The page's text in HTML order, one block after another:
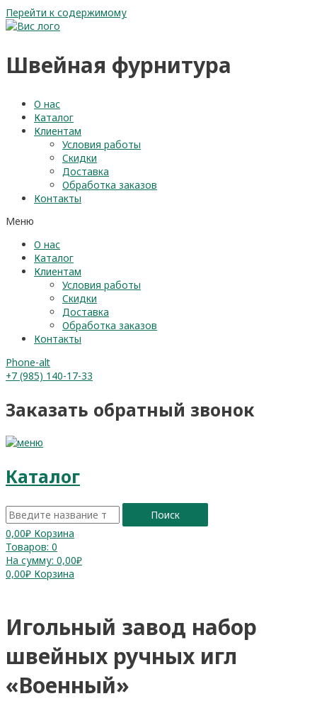
Перейти к содержимому
Швейная фурнитура
О нас
Каталог
Клиентам
Условия работы
Скидки
Доставка
Обработка заказов
Контакты
Меню
О нас
Каталог
Клиентам
Условия работы
Скидки
Доставка
Обработка заказов
Контакты
Phone-alt
+7 (985) 140-17-33
Заказать обратный звонок
Каталог
Поиск
0,00₽ Корзина
Товаров: 0
На сумму: 0,00₽
0,00₽ Корзина
Игольный завод набор
швейных ручных игл
«Военный»